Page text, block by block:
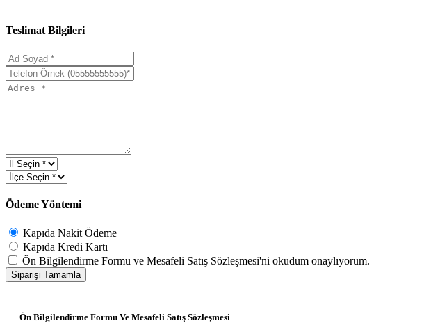
Teslimat Bilgileri
Ödeme Yöntemi
Kapıda Nakit Ödeme
Kapıda Kredi Kartı
Ön Bilgilendirme Formu ve Mesafeli Satış Sözleşmesi'ni okudum onaylıyorum.
Siparişi Tamamla
Ön Bilgilendirme Formu Ve Mesafeli Satış Sözleşmesi